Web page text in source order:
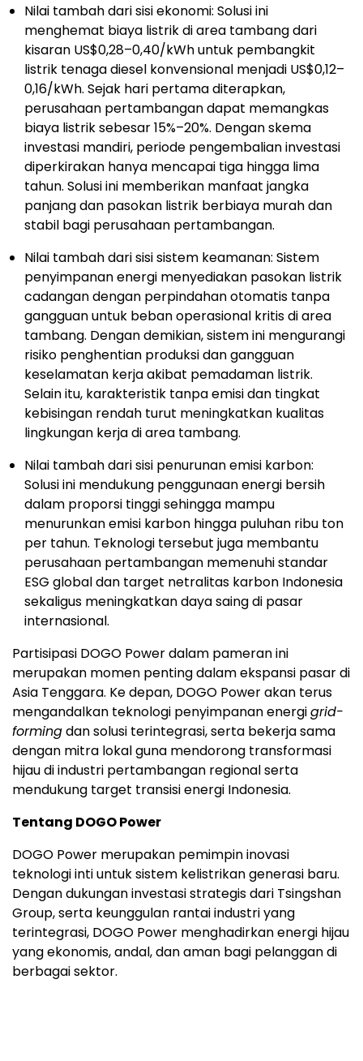
Nilai tambah dari sisi ekonomi: Solusi ini
menghemat biaya listrik di area tambang dari
kisaran US$0,28–0,40/kWh untuk pembangkit
listrik tenaga diesel konvensional menjadi US$0,12–
0,16/kWh. Sejak hari pertama diterapkan,
perusahaan pertambangan dapat memangkas
biaya listrik sebesar 15%–20%. Dengan skema
investasi mandiri, periode pengembalian investasi
diperkirakan hanya mencapai tiga hingga lima
tahun. Solusi ini memberikan manfaat jangka
panjang dan pasokan listrik berbiaya murah dan
stabil bagi perusahaan pertambangan.
Nilai tambah dari sisi sistem keamanan: Sistem
penyimpanan energi menyediakan pasokan listrik
cadangan dengan perpindahan otomatis tanpa
gangguan untuk beban operasional kritis di area
tambang. Dengan demikian, sistem ini mengurangi
risiko penghentian produksi dan gangguan
keselamatan kerja akibat pemadaman listrik.
Selain itu, karakteristik tanpa emisi dan tingkat
kebisingan rendah turut meningkatkan kualitas
lingkungan kerja di area tambang.
Nilai tambah dari sisi penurunan emisi karbon:
Solusi ini mendukung penggunaan energi bersih
dalam proporsi tinggi sehingga mampu
menurunkan emisi karbon hingga puluhan ribu ton
per tahun. Teknologi tersebut juga membantu
perusahaan pertambangan memenuhi standar
ESG global dan target netralitas karbon Indonesia
sekaligus meningkatkan daya saing di pasar
internasional.
Partisipasi DOGO Power dalam pameran ini
merupakan momen penting dalam ekspansi pasar di
Asia Tenggara. Ke depan, DOGO Power akan terus
mengandalkan teknologi penyimpanan energigrid-
formingdan solusi terintegrasi, serta bekerja sama
dengan mitra lokal guna mendorong transformasi
hijau di industri pertambangan regional serta
mendukung target transisi energi Indonesia.
Tentang DOGO Power
DOGO Power merupakan pemimpin inovasi
teknologi inti untuk sistem kelistrikan generasi baru.
Dengan dukungan investasi strategis dari Tsingshan
Group, serta keunggulan rantai industri yang
terintegrasi, DOGO Power menghadirkan energi hijau
yang ekonomis, andal, dan aman bagi pelanggan di
berbagai sektor.